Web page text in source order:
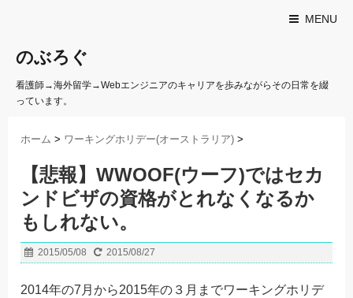
MENU
のぶろぐ
看護師→海外留学→Webエンジニアのキャリアを歩みながらその日常を綴
っています。
ホーム > ワーキングホリデー(オーストラリア) >
【悲報】WWOOF(ウーフ)ではセカ
ンドビザの資格がとれなくなるか
もしれない。
2015/05/08 2015/08/27
2014年の7月から2015年の３月までワーキングホリデ